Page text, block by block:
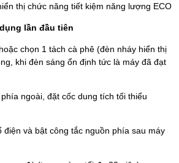
thị chức năng tiết kiệm năng lượng ECO
lần đầu tiên
chọn 1 tách cà phê (đèn nháy hiển thị
khi đèn sáng ổn định tức là máy đã đạt
ngoài, đặt cốc dung tích tối thiểu
điện và bật công tắc nguồn phía sau máy